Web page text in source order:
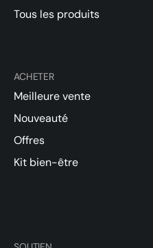
Tous les produits
ACHETER
Meilleure vente
Nouveauté
Offres
Kit bien-être